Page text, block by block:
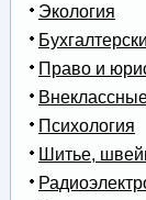
Экология
Право и
Психология
Шитье,